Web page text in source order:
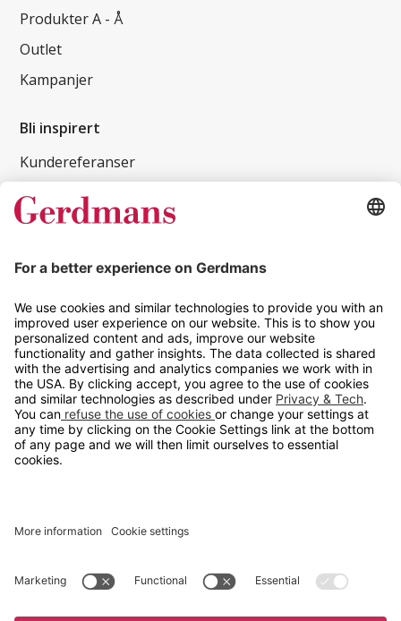
Produkter A - Å
Outlet
Kampanjer
Bli inspirert
Kundereferanser
Magasin
Tips og guider
Kontakt
info@gerdmans.no
67 80 56 20
Åpningstid
Hverdager 08:00-16:00